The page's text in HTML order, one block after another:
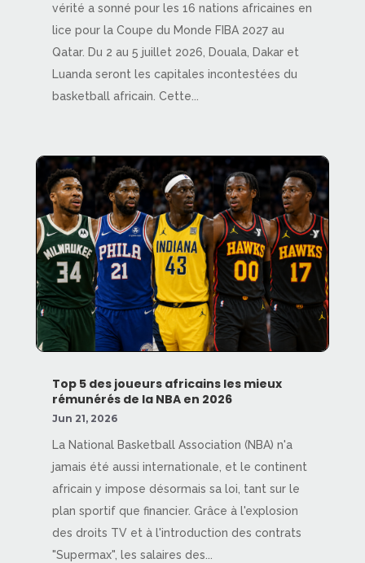
vérité a sonné pour les 16 nations africaines en
lice pour la Coupe du Monde FIBA 2027 au
Qatar. Du 2 au 5 juillet 2026, Douala, Dakar et
Luanda seront les capitales incontestées du
basketball africain. Cette...
Top 5 des joueurs africains les mieux
rémunérés de la NBA en 2026
Jun 21, 2026
La National Basketball Association (NBA) n'a
jamais été aussi internationale, et le continent
africain y impose désormais sa loi, tant sur le
plan sportif que financier. Grâce à l'explosion
des droits TV et à l'introduction des contrats
"Supermax", les salaires des...